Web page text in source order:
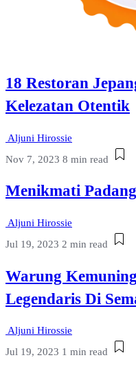
18 Restoran
Kelezatan Otentik
Aljuni Hirossie
Nov 7, 2023 8 min read
Menikmati
Aljuni Hirossie
Jul 19, 2023 2 min read
Warung
Legendaris Di
Aljuni Hirossie
Jul 19, 2023 1 min read